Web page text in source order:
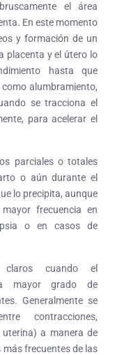
el área
En este momento
y formación de un
placenta y el útero lo
hasta que
alumbramiento,
se tracciona el
para acelerar el
parciales o totales
o aún durante el
lo precipita, aunque
frecuencia en
o en casos de
cuando el
mayor grado de
Generalmente se
contracciones,
a manera de
frecuentes de las